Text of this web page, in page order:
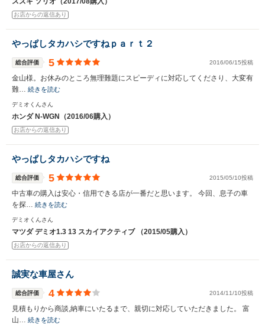
お店からの返信あり
やっぱしタカハシですねｐａｒｔ２
総合評価 5 2016/06/15投稿
金山様。お休みのところ無理難題にスピーディに対応してくださり、大変有
難… 続きを読む
デミオくんさん
ホンダ N-WGN（2016/06購入）
お店からの返信あり
やっぱしタカハシですね
総合評価 5 2015/05/10投稿
中古車の購入は安心・信用できる店が一番だと思います。 今回、息子の車
を探… 続きを読む
デミオくんさん
マツダ デミオ1.3 13 スカイアクティブ （2015/05購入）
お店からの返信あり
誠実な車屋さん
総合評価 4 2014/11/10投稿
見積もりから商談,納車にいたるまで、親切に対応していただきました。 富
山… 続きを読む